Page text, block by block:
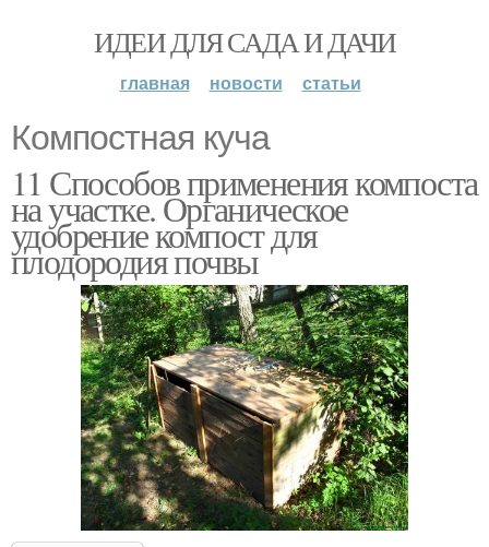
ИДЕИ ДЛЯ САДА И ДАЧИ
главная новости статьи
Компостная куча
11 Способов применения компоста
на участке. Органическое
удобрение компост для
плодородия почвы